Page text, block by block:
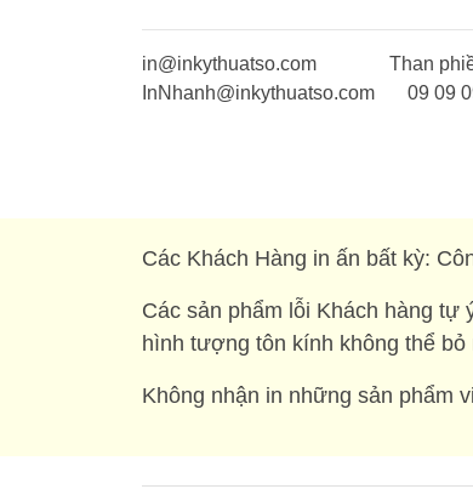
in@inkythuatso.com
InNhanh@inkythuatso.com
Than
09 09
Các Khách Hàng in ấn bất kỳ:
Các sản phẩm lỗi Khách hàng tự
hình tượng tôn kính không thể
Không nhận in những sản phẩm